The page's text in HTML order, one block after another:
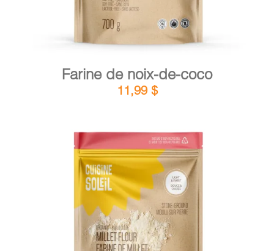
Farine de noix-de-coco
11,99 $
AJOUTER AU PANIER / DÉTAILS